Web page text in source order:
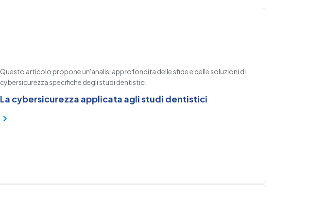
Questo articolo propone un'analisi approfondita delle sfide e delle soluzioni di
cybersicurezza specifiche degli studi dentistici.
La cybersicurezza applicata agli studi dentistici